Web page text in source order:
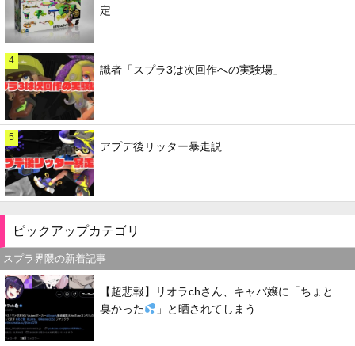
定
4
識者「スプラ3は次回作への実験場」
5
アプデ後リッター暴走説
ピックアップカテゴリ
スプラ界隈の新着記事
【超悲報】リオラchさん、キャバ嬢に「ちょと
臭かった
」と晒されてしまう